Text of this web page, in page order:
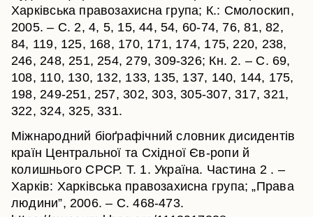
Харківська правозахисна група; К.: Смолоскип,
2005. – С. 2, 4, 5, 15, 44, 54, 60-74, 76, 81, 82,
84, 119, 125, 168, 170, 171, 174, 175, 220, 238,
246, 248, 251, 254, 279, 309-326; Кн. 2. – С. 69,
108, 110, 130, 132, 133, 135, 137, 140, 144, 175,
198, 249-251, 257, 302, 303, 305-307, 317, 321,
322, 324, 325, 331.
Міжнародний біоґрафічний словник дисидентів
країн Центральної та Східної Єв-ропи й
колишнього СРСР. Т. 1. Україна. Частина 2 . –
Харків: Харківська правозахисна група; „Права
людини”, 2006. – C. 468-473.